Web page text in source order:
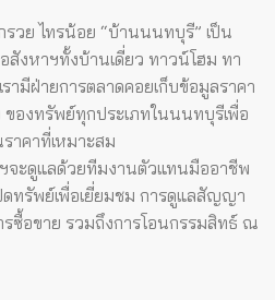
วย ไทรน้อย “บ้านนนทบุรี” เป็น
งหาฯทั้งบ้านเดี่ยว ทาวน์โฮม ทา
ามีฝ่ายการตลาดคอยเก็บข้อมูลราคา
ของทรัพย์ทุกประเภทในนนทบุรีเพื่อ
าคาที่เหมาะสม
จะดูแลด้วยทีมงานตัวแทนมืออาชีพ
ดทรัพย์เพื่อเยี่ยมชม การดูแลสัญญา
รซื้อขาย รวมถึงการโอนกรรมสิทธ์ ณ